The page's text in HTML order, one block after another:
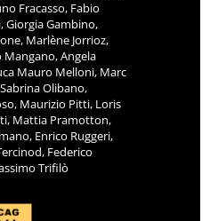
Fracasso, Fabio
Giorgia Gambino,
Marlène Jorrioz,
Mangano, Angela
Mauro Melloni, Marc
Olibano,
Maurizio Pitti, Loris
Mattia Pramotton,
Enrico Ruggeri,
Federico
Trifilò